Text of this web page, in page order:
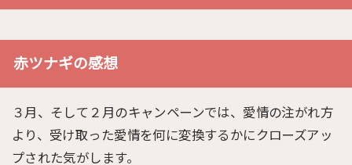
赤ツナギの感想
３月、そして２月のキャンペーンでは、愛情の注がれ方
より、受け取った愛情を何に変換するかにクローズアッ
プされた気がします。